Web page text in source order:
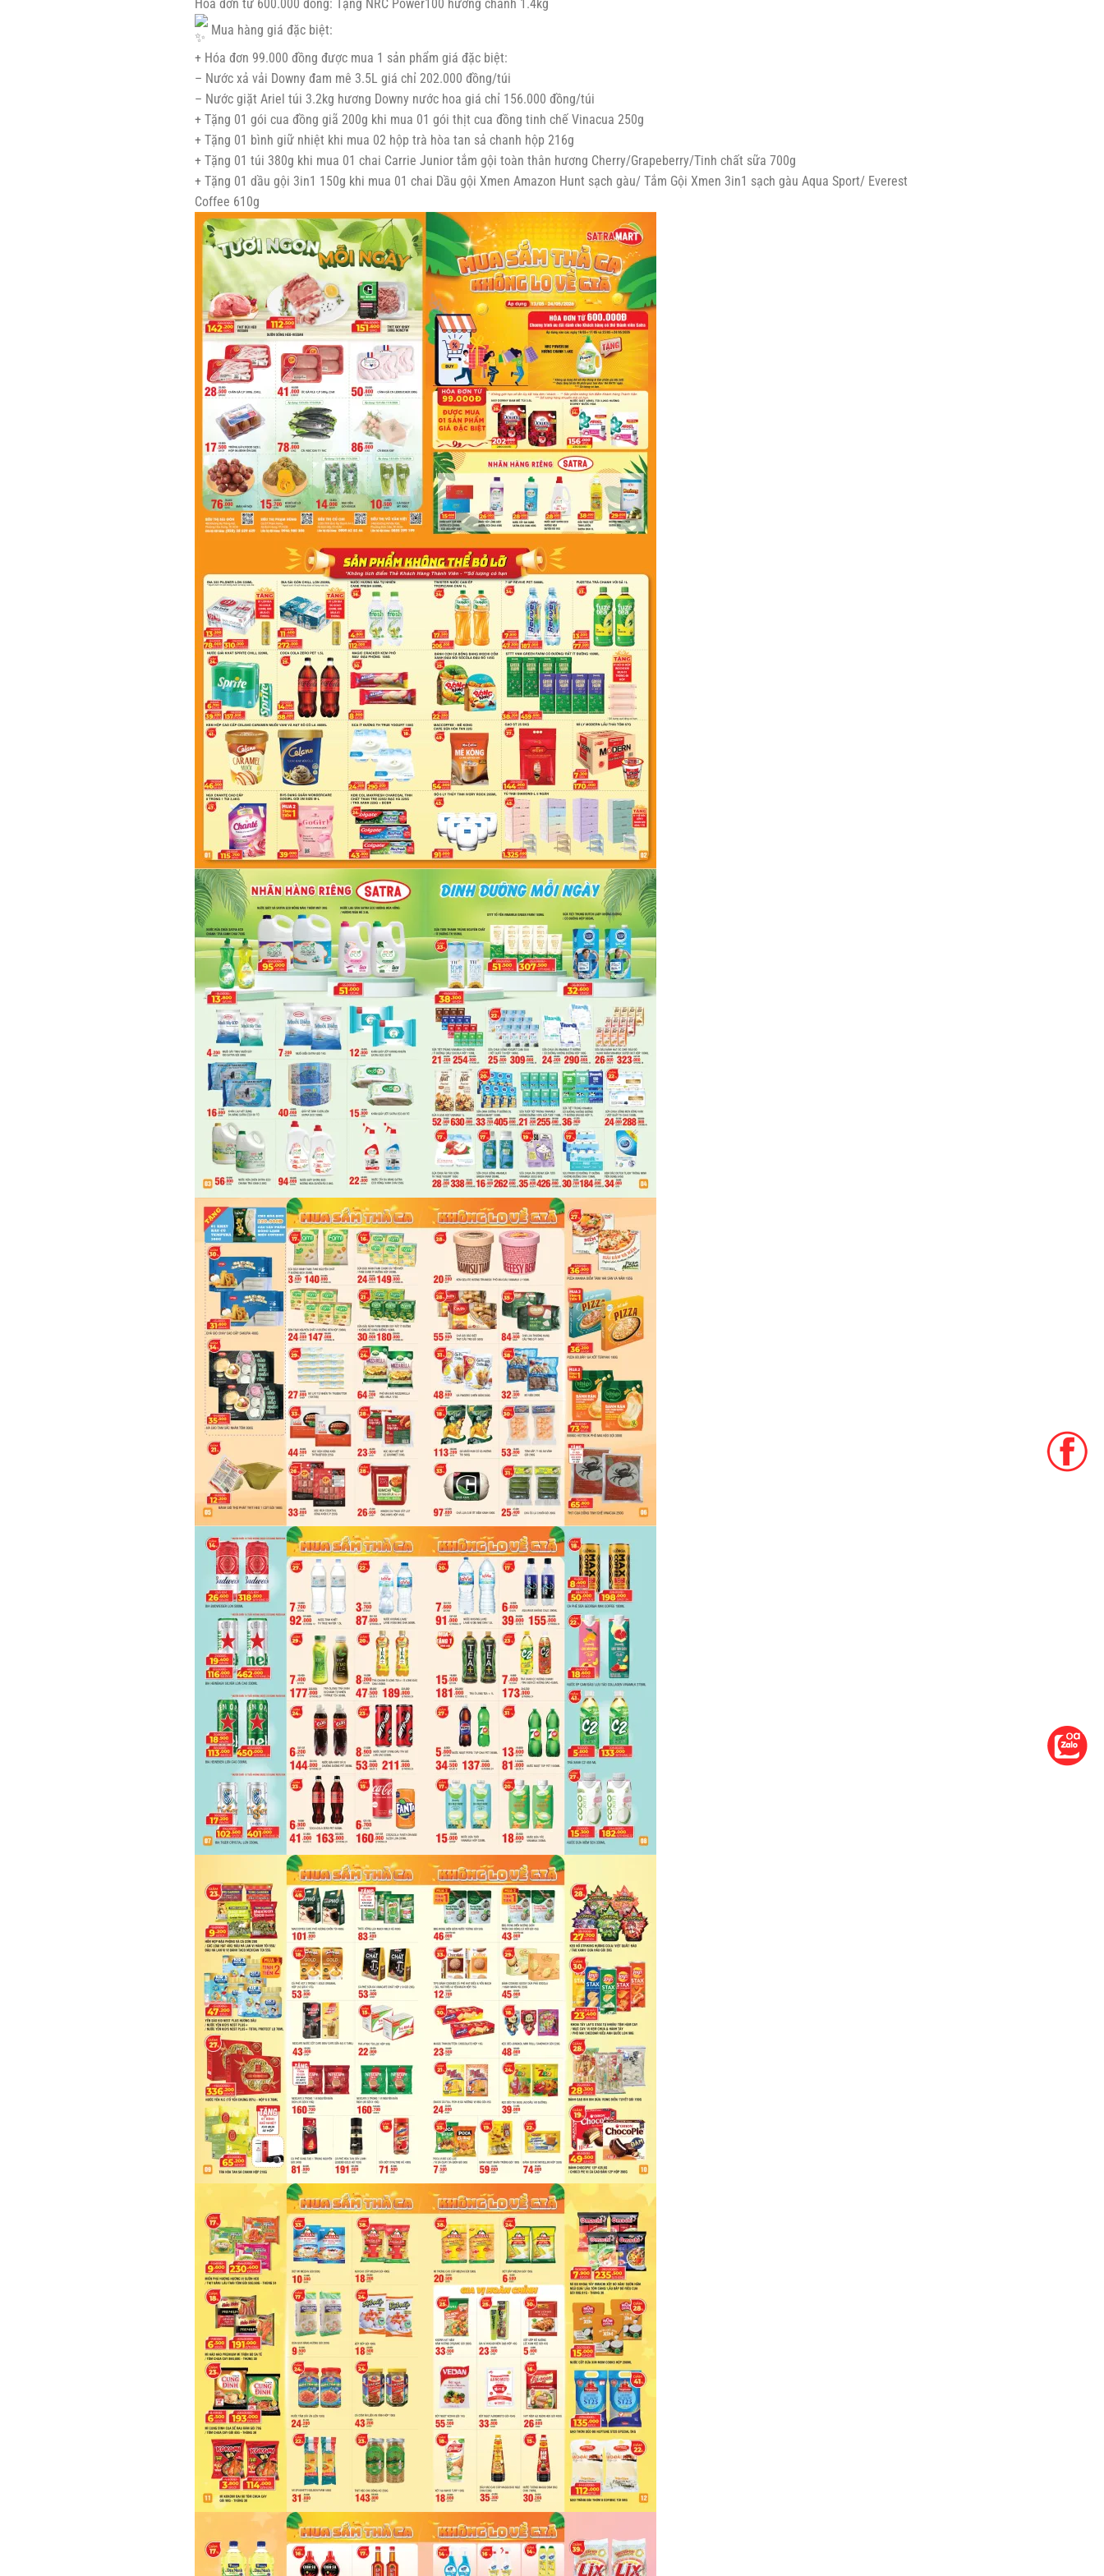
Hóa đơn từ 600.000 đồng: Tặng NRC Power100 hương chanh 1.4kg
Mua hàng giá đặc biệt:
+ Hóa đơn 99.000 đồng được mua 1 sản phẩm giá đặc biệt:
– Nước xả vải Downy đam mê 3.5L giá chỉ 202.000 đồng/túi
– Nước giặt Ariel túi 3.2kg hương Downy nước hoa giá chỉ 156.000 đồng/túi
+ Tặng 01 gói cua đồng giã 200g khi mua 01 gói thịt cua đồng tinh chế Vinacua 250g
+ Tặng 01 bình giữ nhiệt khi mua 02 hộp trà hòa tan sả chanh hộp 216g
+ Tặng 01 túi 380g khi mua 01 chai Carrie Junior tắm gội toàn thân hương Cherry/Grapeberry/Tinh chất sữa 700g
+ Tặng 01 dầu gội 3in1 150g khi mua 01 chai Dầu gội Xmen Amazon Hunt sạch gàu/ Tắm Gội Xmen 3in1 sạch gàu Aqua Sport/ Everest
Coffee 610g